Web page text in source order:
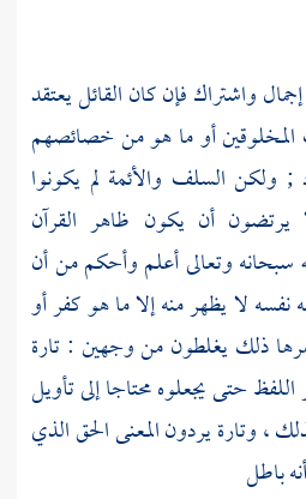
واشتراك فإن كان القائل يعتقد
المخلوقين أو ما هو من خصائصهم
; ولكن السلف والأئمة لم يكونوا
أن يكون ظاهر القرآن
سبحانه وتعالى أعلم وأحكم من أن
لا يظهر منه إلا ما هو كفر أو
ذلك يغلطون من وجهين : تارة
حتى يجعلوه محتاجا إلى تأويل
، وتارة يردون المعنى الحق الذي
باطل